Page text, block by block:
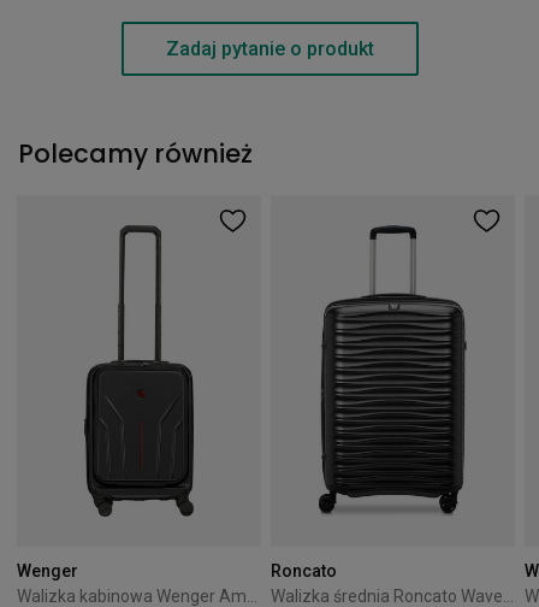
Zadaj pytanie o produkt
Polecamy również
Wenger
Roncato